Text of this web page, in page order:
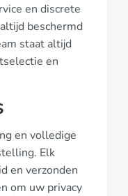
en discrete
beschermd
staat altijd
en
en volledige
Elk
en verzonden
om uw privacy